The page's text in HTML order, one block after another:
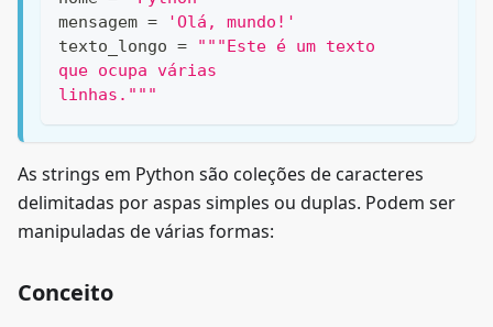
mensagem =
'Olá, mundo!'
texto_longo =
"""Este é um texto
que ocupa várias
linhas."""
As strings em Python são coleções de caracteres
delimitadas por aspas simples ou duplas. Podem ser
manipuladas de várias formas:
Conceito